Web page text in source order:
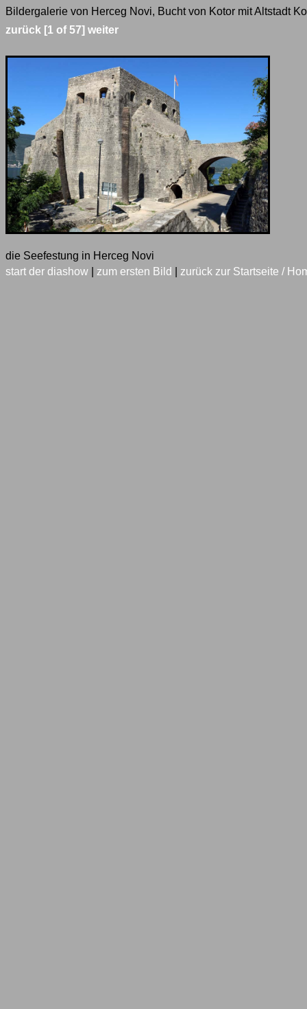
Bildergalerie von Herceg Novi, Bucht von Kotor mit Altstadt
zurück [1 of 57] weiter
die Seefestung in Herceg Novi
start der diashow
zum ersten Bild zurück zur Startseite /